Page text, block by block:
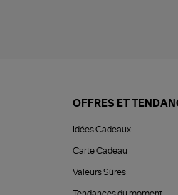
OFFRES ET
Idées Cadeaux
Carte Cadeau
Valeurs Sûres